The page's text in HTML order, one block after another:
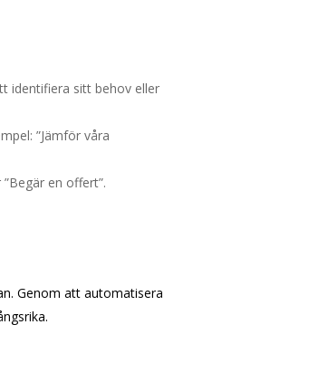
identifiera sitt behov eller
”Jämför våra
en offert”.
Genom att automatisera